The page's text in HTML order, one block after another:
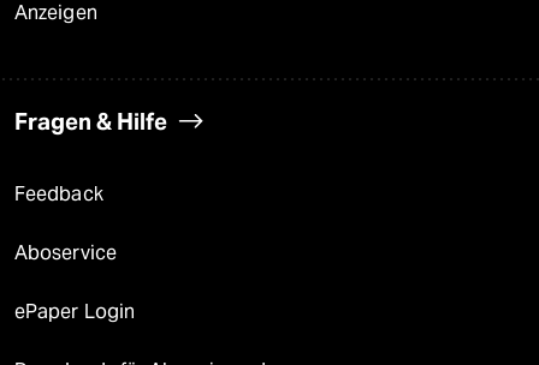
Anzeigen
Fragen & Hilfe
Feedback
Aboservice
ePaper Login